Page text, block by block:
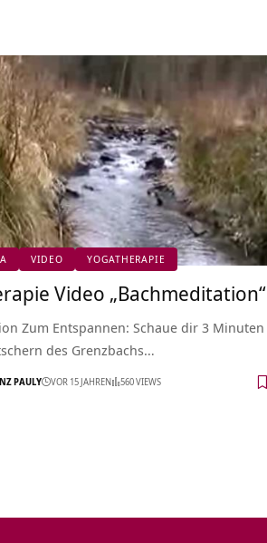
VIDEO YOGATHERAPIE
Video „Bachmeditation“
Zum Entspannen: Schaue dir 3 Minuten
des Grenzbachs…
PAULY VOR 15 JAHREN 560 VIEWS